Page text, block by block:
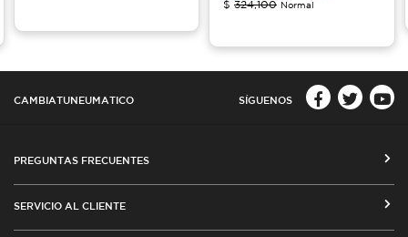
$ 324,100 Normal
CAMBIATUNEUMATICO SÍGUENOS
PREGUNTAS FRECUENTES
MEDIOS DE PAGO
SERVICIO AL CLIENTE